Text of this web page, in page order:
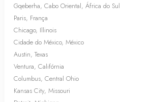
Gqeberha, Cabo Oriental, África do Sul
Paris, França
Chicago, Illinois
Cidade do México, México
Austin, Texas
Ventura, Califórnia
Columbus, Central Ohio
Kansas City, Missouri